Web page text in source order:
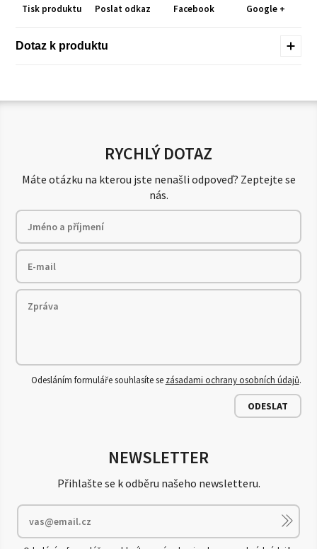
Tisk produktu Poslat odkaz Facebook Google +
Dotaz k produktu
RYCHLÝ DOTAZ
Máte otázku na kterou jste nenašli odpoveď? Zeptejte se
nás.
Odesláním formuláře souhlasíte se zásadami ochrany osobních údajů.
ODESLAT
NEWSLETTER
Přihlašte se k odběru našeho newsletteru.